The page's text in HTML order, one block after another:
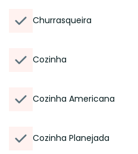
Churrasqueira
Cozinha
Cozinha Americana
Cozinha Planejada